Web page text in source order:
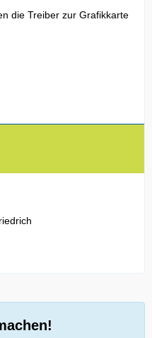
die Treiber zur Grafikkarte